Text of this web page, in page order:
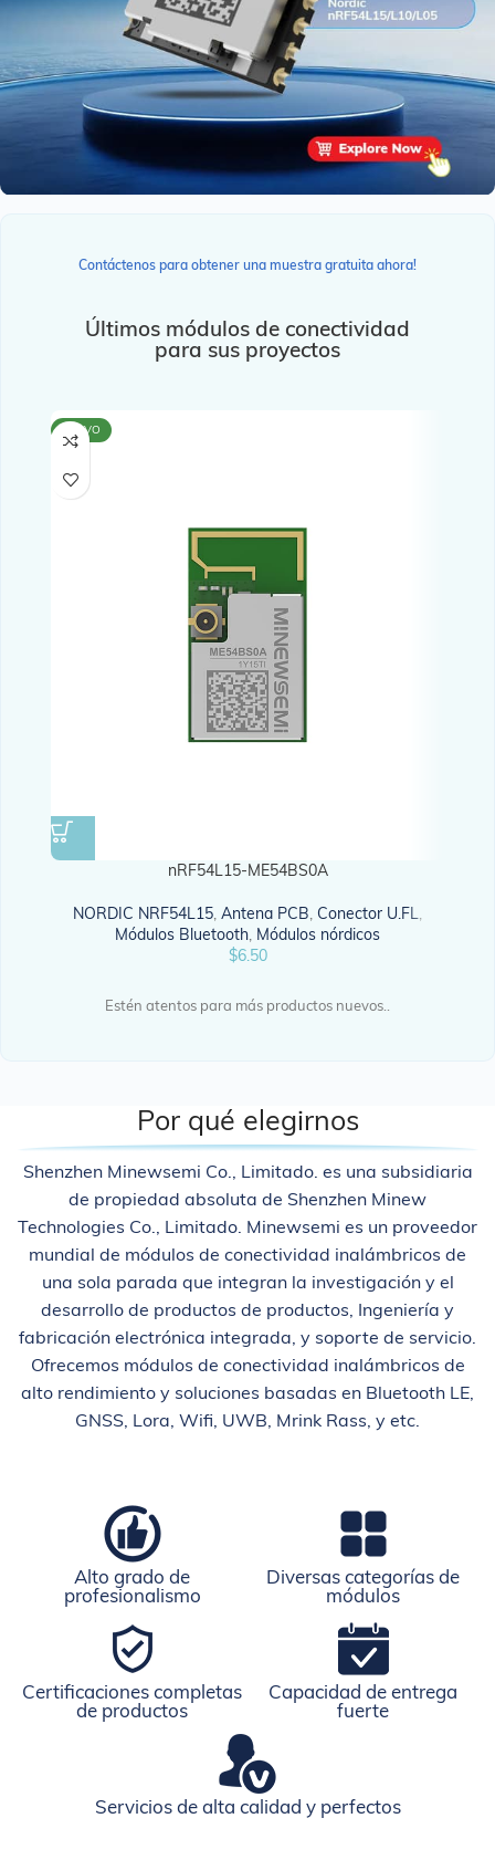
Contáctenos para obtener una muestra gratuita ahora!
Últimos módulos de conectividad
para sus proyectos
NUEVO
nRF54L15-ME54BS0A
NORDIC NRF54L15, Antena PCB, Conector U.FL,
Módulos Bluetooth, Módulos nórdicos
$6.50
Estén atentos para más productos nuevos..
Por qué elegirnos
Shenzhen Minewsemi Co., Limitado. es una subsidiaria
de propiedad absoluta de Shenzhen Minew
Technologies Co., Limitado. Minewsemi es un proveedor
mundial de módulos de conectividad inalámbricos de
una sola parada que integran la investigación y el
desarrollo de productos de productos, Ingeniería y
fabricación electrónica integrada, y soporte de servicio.
Ofrecemos módulos de conectividad inalámbricos de
alto rendimiento y soluciones basadas en Bluetooth LE,
GNSS, Lora, Wifi, UWB, Mrink Rass, y etc.
Alto grado de
profesionalismo
Diversas categorías de
módulos
Certificaciones completas
de productos
Capacidad de entrega
fuerte
Servicios de alta calidad y perfectos